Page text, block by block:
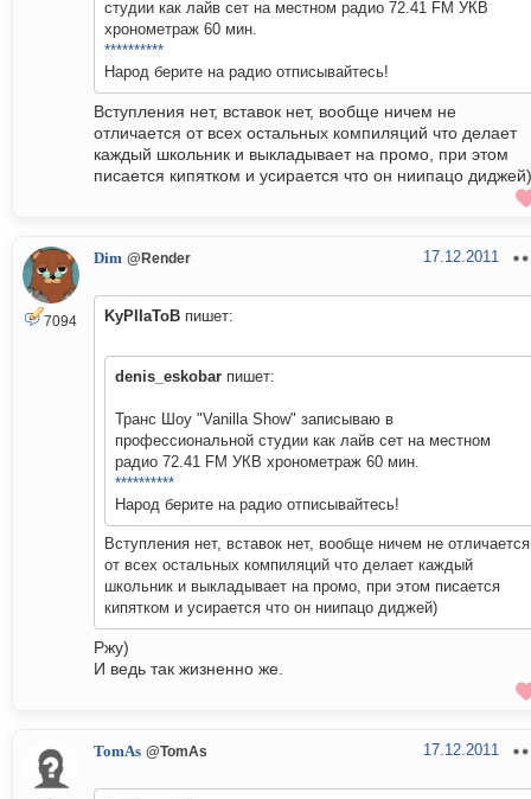
студии как лайв сет на местном радио 72.41 FM УКВ
хронометраж 60 мин.
**********
Народ берите на радио отписывайтесь!
Вступления нет, вставок нет, вообще ничем не
отличается от всех остальных компиляций что делает
каждый школьник и выкладывает на промо, при этом
писается кипятком и усирается что он ниипацо диджей)
7094
Dim @Render 17.12.2011
KyPIIaToB пишет:
denis_eskobar пишет:
Транс Шоу "Vanilla Show" записываю в
профессиональной студии как лайв сет на местном
радио 72.41 FM УКВ хронометраж 60 мин.
**********
Народ берите на радио отписывайтесь!
Вступления нет, вставок нет, вообще ничем не отличается
от всех остальных компиляций что делает каждый
школьник и выкладывает на промо, при этом писается
кипятком и усирается что он ниипацо диджей)
Ржу)
И ведь так жизненно же.
TomAs @TomAs 17.12.2011